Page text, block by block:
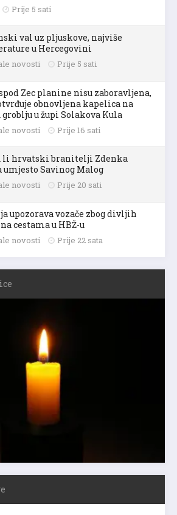
Prije 5 sati
val uz pljuskove, najviše
u Hercegovini
novosti Prije 5 sati
Zec planine nisu zaboravljena,
obnovljena kapelica na
u župi Solakova Kula
novosti Prije 16 sati
li hrvatski branitelji Zdenka
umjesto Savinog Malog
novosti Prije 20 sati
upozorava vozače zbog divljih
cestama u HBŽ-u
novosti Prije 22 sata